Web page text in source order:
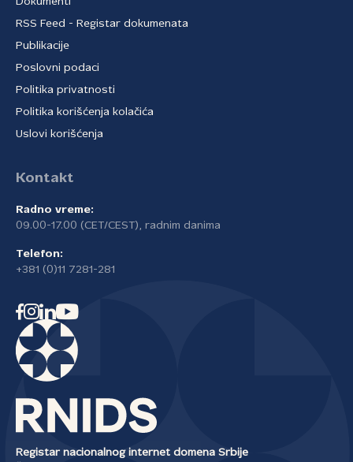
Dokumenti
RSS Feed - Registar dokumenata
Publikacije
Poslovni podaci
Politika privatnosti
Politika korišćenja kolačića
Uslovi korišćenja
Kontakt
Radno vreme:
09.00-17.00 (CET/CEST), radnim danima
Telefon:
+381 (0)11 7281-281
Registar nacionalnog internet domena Srbije